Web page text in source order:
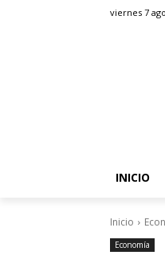
viernes 7
INICIO
Inicio
Economía